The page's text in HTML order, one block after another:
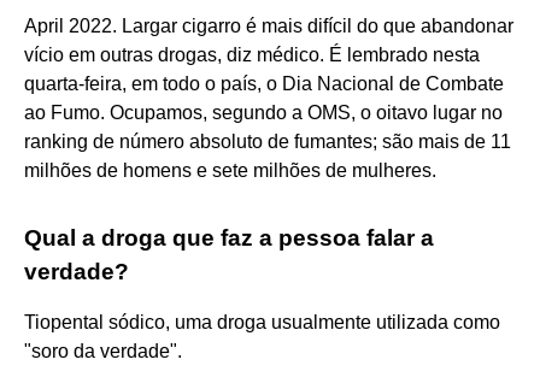
April 2022. Largar cigarro é mais difícil do que abandonar
vício em outras drogas, diz médico. É lembrado nesta
quarta-feira, em todo o país, o Dia Nacional de Combate
ao Fumo. Ocupamos, segundo a OMS, o oitavo lugar no
ranking de número absoluto de fumantes; são mais de 11
milhões de homens e sete milhões de mulheres.
Qual a droga que faz a pessoa falar a
verdade?
Tiopental sódico, uma droga usualmente utilizada como
"soro da verdade".